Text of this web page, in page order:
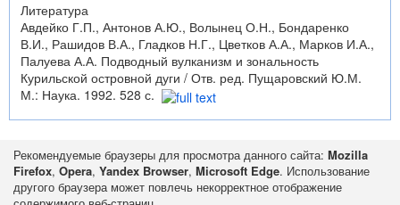
Литература
Авдейко Г.П., Антонов А.Ю., Волынец О.Н., Бондаренко
В.И., Рашидов В.А., Гладков Н.Г., Цветков А.А., Марков И.А.,
Палуева А.А. Подводный вулканизм и зональность
Курильской островной дуги / Отв. ред. Пущаровский Ю.М.
М.: Наука. 1992. 528 с.
Рекомендуемые браузеры для просмотра данного сайта: Mozilla
Firefox, Opera, Yandex Browser, Microsoft Edge. Использование
другого браузера может повлечь некорректное отображение